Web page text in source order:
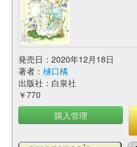
発売日：2020年12月18日
著者： 樋口橘
出版社：白泉社
￥770
購入管理